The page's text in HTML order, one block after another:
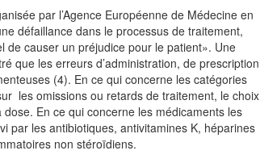
par l’Agence Européenne de Médecine en
défaillance dans le processus de traitement,
causer un préjudice pour le patient». Une
que les erreurs d’administration, de prescription
(4). En ce qui concerne les catégories
les omissions ou retards de traitement, le choix
En ce qui concerne les médicaments les
par les antibiotiques, antivitamines K, héparines
non stéroïdiens.